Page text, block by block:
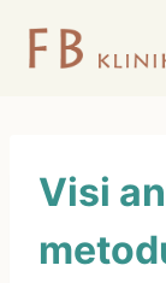
Visi